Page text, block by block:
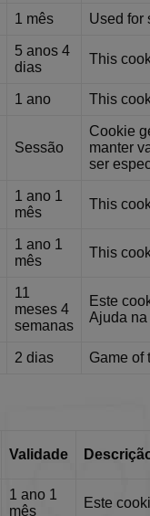
1 mês Used for
5 anos 4
dias
This
1 ano This
Sessão
Cookie
manter
ser
1 ano 1
mês
This
1 ano 1
mês
This
11
meses 4
semanas
Este
Ajuda na
2 dias Game of
Validade
1 ano 1
mês
Este
BlissData
BlissGuestSt
BlissSt
BlissTablet
BlissWG
consentUUID